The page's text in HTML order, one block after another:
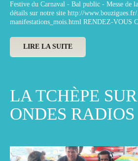
Festive du Carnaval - Bal public - Messe de
détails sur notre site http://
manifestations_mois.html RENDEZ-VOUS
LIRE LA SUITE
LA TCHÈPE
ONDES RADIOS